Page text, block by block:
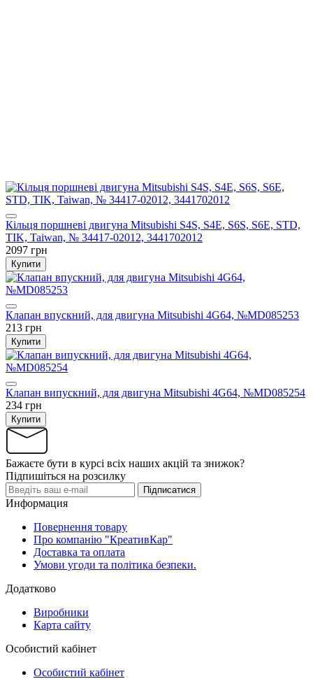
Кільця поршневі двигуна Mitsubishi S4S, S4E, S6S, S6E, STD,
TIK, Taiwan, № 34417-02012, 3441702012
2097 грн
Купити
Клапан впускний, для двигуна Mitsubishi 4G64, №MD085253
213 грн
Купити
Клапан випускний, для двигуна Mitsubishi 4G64, №MD085254
234 грн
Купити
Бажаєте бути в курсі всіх наших акцій та знижок?
Підпишіться на розсилку
Підписатися
Информация
Повернення товару
Про компанію "КреативКар"
Доставка та оплата
Умови угоди та політика безпеки.
Додатково
Виробники
Карта сайту
Особистий кабінет
Особистий кабінет